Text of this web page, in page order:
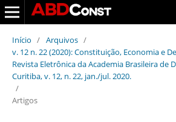
Início / Arquivos /
v. 12 n. 22 (2020): Constituição, Economia e
Revista Eletrônica da Academia Brasileira de
Curitiba, v. 12, n. 22, jan./jul. 2020.
/
Artigos